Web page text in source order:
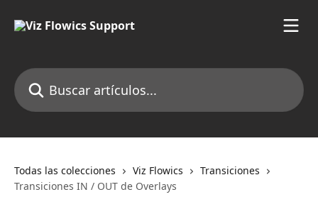
Buscar artículos...
Todas las colecciones Viz Flowics
Transiciones
Transiciones IN / OUT de Overlays